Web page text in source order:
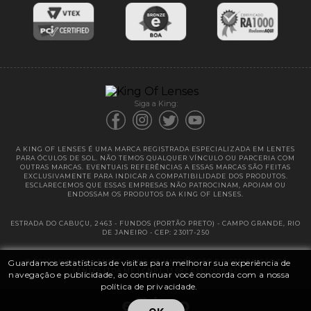
Guardamos estatísticas de visitas para melhorar sua experiência de
navegação e publicidade, ao continuar você concorda com a nossa
política de privacidade.
Entregas
Siga a King:
A KING OF LENSES É UMA MARCA REGISTRADA ESPECIALIZADA EM LENTES
PARA ÓCULOS DE SOL. NÃO TEMOS QUALQUER VÍNCULO OU PARCERIA COM
OUTRAS MARCAS. EVENTUAIS REFERÊNCIAS A ESSAS MARCAS SÃO FEITAS
EXCLUSIVAMENTE PARA INDICAR A COMPATIBILIDADE DOS PRODUTOS.
ESCLARECEMOS QUE ESSAS EMPRESAS NÃO PATROCINAM, APOIAM OU
ENDOSSAM OS PRODUTOS DA KING OF LENSES.
ESTRADA DO CABUÇU, 2463 - FUNDOS (PORTÃO PRETO) - CAMPO GRANDE, RIO
DE JANEIRO - CEP: 23017-250
@ 2025 | KING OF LENSES - KING OF IMPORTAÇÃO E DISTRIBUIÇÃO DE
LENTES LTDA ME | CNPJ: 13.682.533 / 0001-42